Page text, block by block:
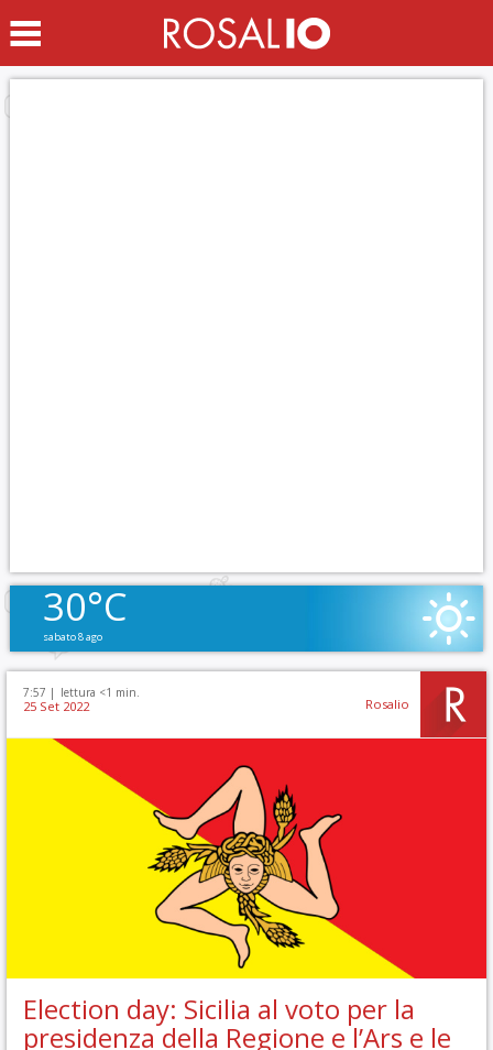
30°C
sabato 8 ago
7:57 | lettura <1 min.
25 Set 2022 Rosalio
Election day: Sicilia al voto per la
presidenza della Regione e l’Ars e le